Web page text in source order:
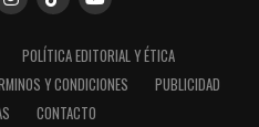
POLÍTICA EDITORIAL Y ÉTICA
Y CONDICIONES
PUBLICIDAD
CONTACTO